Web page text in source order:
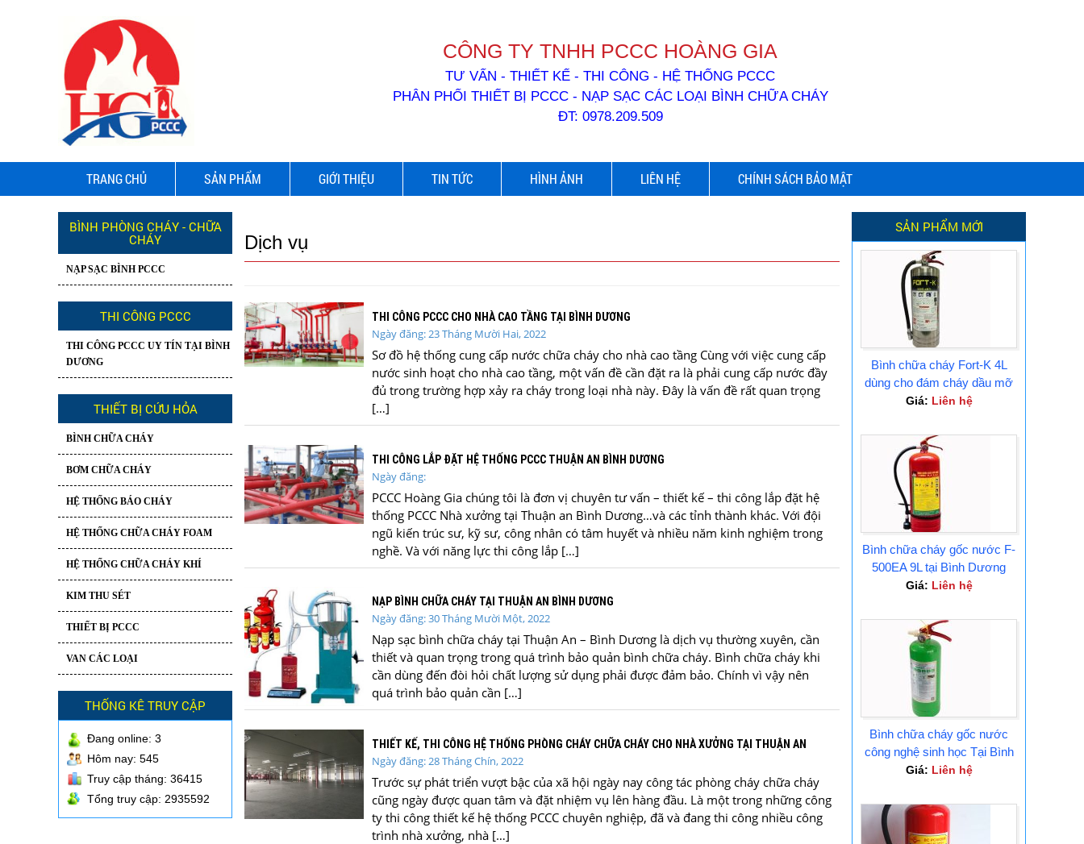
CÔNG TY TNHH PCCC HOÀNG GIA
TƯ VẤN - THIẾT KẾ - THI CÔNG - HỆ THỐNG PCCC
PHÂN PHỐI THIẾT BỊ PCCC - NẠP SẠC CÁC LOẠI BÌNH CHỮA CHÁY
ĐT: 0978.209.509
TRANG CHỦ SẢN PHẨM GIỚI THIỆU TIN TỨC HÌNH ẢNH LIÊN HỆ CHÍNH SÁCH BẢO MẬT
BÌNH PHÒNG CHÁY - CHỮA
CHÁY
NẠP SẠC BÌNH PCCC
THI CÔNG PCCC
THI CÔNG PCCC UY TÍN TẠI BÌNH
DƯƠNG
THIẾT BỊ CỨU HỎA
BÌNH CHỮA CHÁY
BƠM CHỮA CHÁY
HỆ THỐNG BÁO CHÁY
HỆ THỐNG CHỮA CHÁY FOAM
HỆ THỐNG CHỮA CHÁY KHÍ
KIM THU SÉT
THIẾT BỊ PCCC
VAN CÁC LOẠI
THỐNG KÊ TRUY CẬP
Đang online: 3
Hôm nay: 545
Truy cập tháng: 36415
Tổng truy cập: 2935592
Dịch vụ
THI CÔNG PCCC CHO NHÀ CAO TẦNG TẠI BÌNH DƯƠNG
Ngày đăng: 23 Tháng Mười Hai, 2022
Sơ đồ hệ thống cung cấp nước chữa cháy cho nhà cao tầng Cùng với việc cung cấp
nước sinh hoạt cho nhà cao tầng, một vấn đề cần đặt ra là phải cung cấp nước đầy
đủ trong trường hợp xảy ra cháy trong loại nhà này. Đây là vấn đề rất quan trọng
[…]
THI CÔNG LẮP ĐẶT HỆ THỐNG PCCC THUẬN AN BÌNH DƯƠNG
Ngày đăng:
PCCC Hoàng Gia chúng tôi là đơn vị chuyên tư vấn – thiết kế – thi công lắp đặt hệ
thống PCCC Nhà xưởng tại Thuận an Bình Dương…và các tỉnh thành khác. Với đội
ngũ kiến trúc sư, kỹ sư, công nhân có tâm huyết và nhiều năm kinh nghiệm trong
nghề. Và với năng lực thi công lắp […]
NẠP BÌNH CHỮA CHÁY TẠI THUẬN AN BÌNH DƯƠNG
Ngày đăng: 30 Tháng Mười Một, 2022
Nạp sạc bình chữa cháy tại Thuận An – Bình Dương là dịch vụ thường xuyên, cần
thiết và quan trọng trong quá trình bảo quản bình chữa cháy. Bình chữa cháy khi
cần dùng đến đòi hỏi chất lượng sử dụng phải được đảm bảo. Chính vì vậy nên
quá trình bảo quản cần […]
THIẾT KẾ, THI CÔNG HỆ THỐNG PHÒNG CHÁY CHỮA CHÁY CHO NHÀ XƯỞNG TẠI THUẬN AN
Ngày đăng: 28 Tháng Chín, 2022
Trước sự phát triển vượt bậc của xã hội ngày nay công tác phòng cháy chữa cháy
cũng ngày được quan tâm và đặt nhiệm vụ lên hàng đầu. Là một trong những công
ty thi công thiết kế hệ thống PCCC chuyên nghiệp, đã và đang thi công nhiều công
trình nhà xưởng, nhà […]
SẢN PHẨM MỚI
Bình chữa cháy Fort-K 4L
dùng cho đám cháy dầu mỡ
Tại Bình Dương
Giá: Liên hệ
Bình chữa cháy gốc nước F-
500EA 9L tại Bình Dương
Giá: Liên hệ
Bình chữa cháy gốc nước
công nghệ sinh học Tại Bình
Dương
Giá: Liên hệ